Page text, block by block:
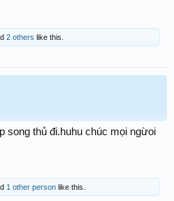
2 others like this.
song thủ đi.huhu chúc mọi ngừoi
1 other person like this.